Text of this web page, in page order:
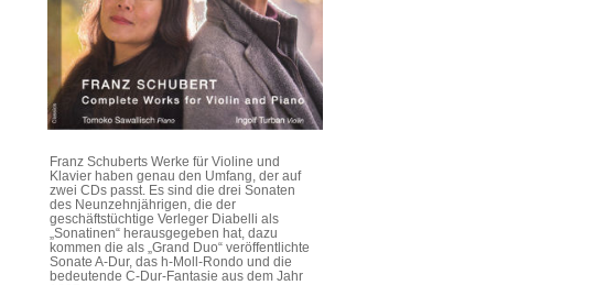
Franz Schuberts Werke für Violine und
Klavier haben genau den Umfang, der auf
zwei CDs passt. Es sind die drei Sonaten
des Neunzehnjährigen, die der
geschäftstüchtige Verleger Diabelli als
„Sonatinen“ herausgegeben hat, dazu
kommen die als „Grand Duo“ veröffentlichte
Sonate A-Dur, das h-Moll-Rondo und die
bedeutende C-Dur-Fantasie aus dem Jahr